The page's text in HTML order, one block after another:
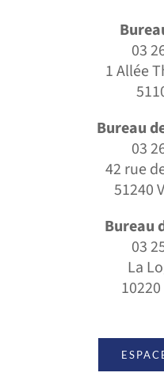
03
1 Allée
Bureau
03
42 rue
51240
Bureau
03
La